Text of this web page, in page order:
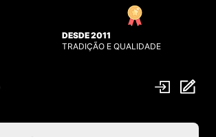
DESDE 2011
TRADIÇÃO E QUALIDADE